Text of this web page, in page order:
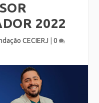
2022
CECIERJ 0